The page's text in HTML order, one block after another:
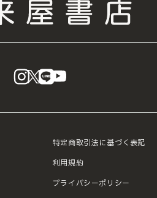
instagram
X LINE
特定商取引法に基づく表記
利用規約
プライバシーポリシー